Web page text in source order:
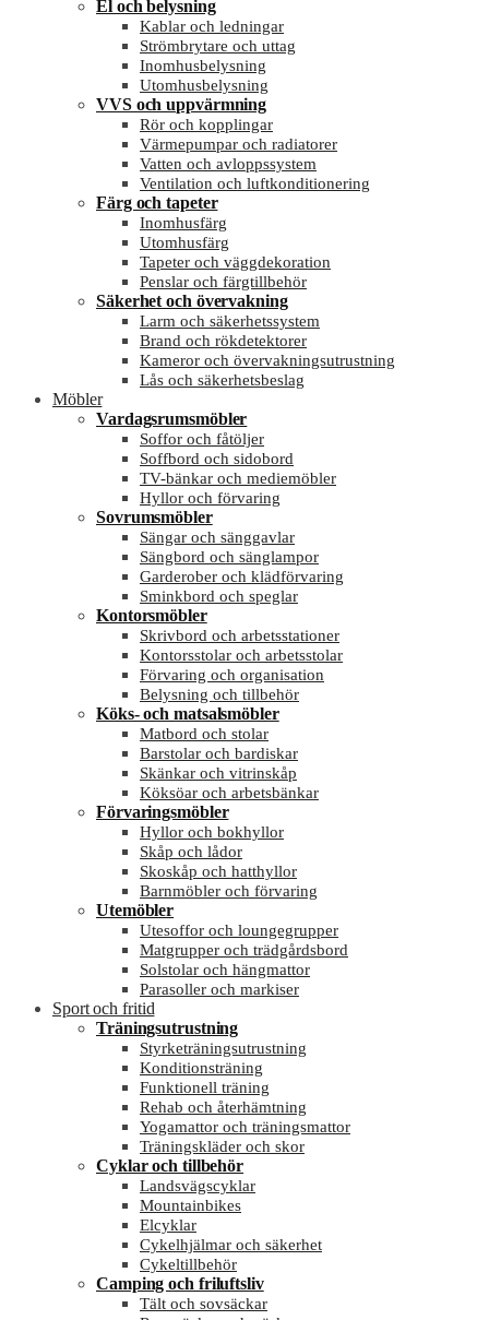
El och belysning
Kablar och ledningar
Strömbrytare och uttag
Inomhusbelysning
Utomhusbelysning
VVS och uppvärmning
Rör och kopplingar
Värmepumpar och radiatorer
Vatten och avloppssystem
Ventilation och luftkonditionering
Färg och tapeter
Inomhusfärg
Utomhusfärg
Tapeter och väggdekoration
Penslar och färgtillbehör
Säkerhet och övervakning
Larm och säkerhetssystem
Brand och rökdetektorer
Kameror och övervakningsutrustning
Lås och säkerhetsbeslag
Möbler
Vardagsrumsmöbler
Soffor och fåtöljer
Soffbord och sidobord
TV-bänkar och mediemöbler
Hyllor och förvaring
Sovrumsmöbler
Sängar och sänggavlar
Sängbord och sänglampor
Garderober och klädförvaring
Sminkbord och speglar
Kontorsmöbler
Skrivbord och arbetsstationer
Kontorsstolar och arbetsstolar
Förvaring och organisation
Belysning och tillbehör
Köks- och matsalsmöbler
Matbord och stolar
Barstolar och bardiskar
Skänkar och vitrinskåp
Köksöar och arbetsbänkar
Förvaringsmöbler
Hyllor och bokhyllor
Skåp och lådor
Skoskåp och hatthyllor
Barnmöbler och förvaring
Utemöbler
Utesoffor och loungegrupper
Matgrupper och trädgårdsbord
Solstolar och hängmattor
Parasoller och markiser
Sport och fritid
Träningsutrustning
Styrketräningsutrustning
Konditionsträning
Funktionell träning
Rehab och återhämtning
Yogamattor och träningsmattor
Träningskläder och skor
Cyklar och tillbehör
Landsvägscyklar
Mountainbikes
Elcyklar
Cykelhjälmar och säkerhet
Cykeltillbehör
Camping och friluftsliv
Tält och sovsäckar